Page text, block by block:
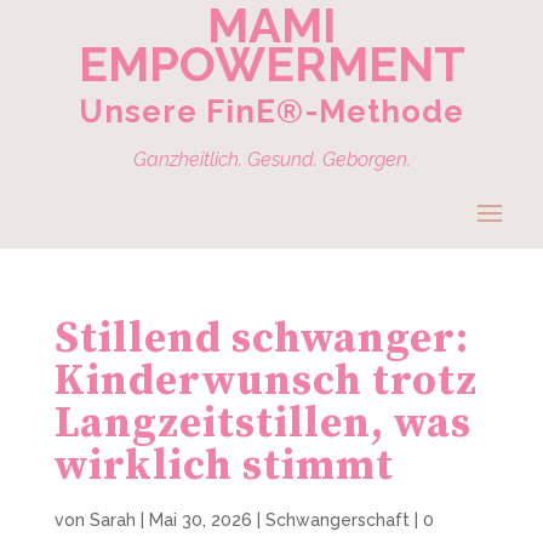
MAMI
EMPOWERMENT
Unsere FinE®-Methode
Ganzheitlich. Gesund. Geborgen.
Stillend schwanger:
Kinderwunsch trotz
Langzeitstillen, was
wirklich stimmt
von Sarah Mai 30, 2026 Schwangerschaft
0